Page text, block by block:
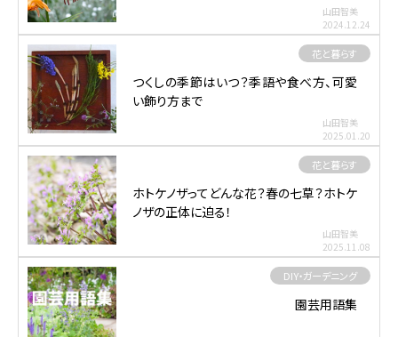
山田智美
2024.12.24
花と暮らす
つくしの季節はいつ？季語や食べ方、可愛
い飾り方まで
山田智美
2025.01.20
花と暮らす
ホトケノザってどんな花？春の七草？ホトケ
ノザの正体に迫る！
山田智美
2025.11.08
DIY・ガーデニング
園芸用語集